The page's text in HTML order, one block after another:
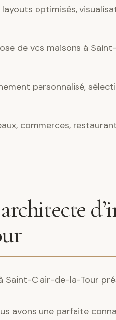
layouts optimisés,
de vos maisons à
personnalisé,
commerces,
Clair-de-la-Tour
avons une parfaite